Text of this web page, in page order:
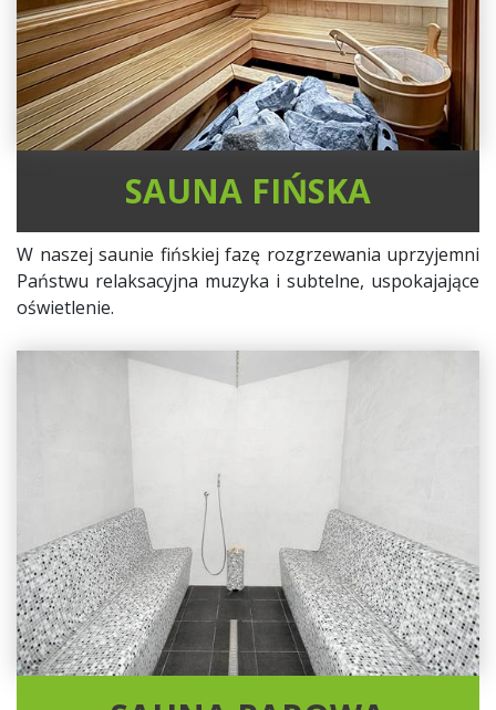
SAUNA FIŃSKA
W naszej saunie fińskiej fazę rozgrzewania uprzyjemni
Państwu relaksacyjna muzyka i subtelne, uspokajające
oświetlenie.